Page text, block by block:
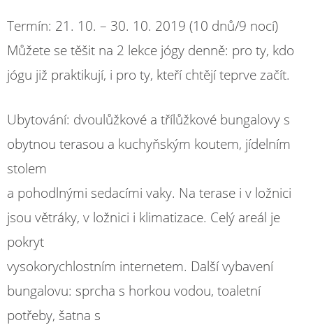
Termín: 21. 10. – 30. 10. 2019 (10 dnů/9 nocí)
Můžete se těšit na 2 lekce jógy denně: pro ty, kdo
jógu již praktikují, i pro ty, kteří chtějí teprve začít.
Ubytování: dvoulůžkové a třílůžkové bungalovy s
obytnou terasou a kuchyňským koutem, jídelním
stolem
a pohodlnými sedacími vaky. Na terase i v ložnici
jsou větráky, v ložnici i klimatizace. Celý areál je
pokryt
vysokorychlostním internetem. Další vybavení
bungalovu: sprcha s horkou vodou, toaletní
potřeby, šatna s